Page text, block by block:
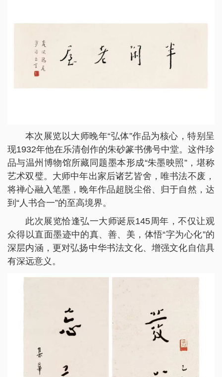
本次展览以大师晚年“弘体”作品为核心，特别呈
现1932年他在乐清创作的朱砂篆书佛号中堂。这件珍
品与温州博物馆所藏同题墨本形成“朱墨映照”，堪称
艺术双璧。大师中年出家后诸艺皆舍，唯书法不废，
将禅心融入笔墨，晚年作品超脱尘俗、归于自然，达
到“人书合一”的至高境界。
此次展览恰逢弘一大师诞辰145周年，不仅让观
众得以直面墨迹中的真、善、美，体悟“字为心化”的
深层内涵，更对弘扬中华书法文化、增强文化自信具
有深远意义。